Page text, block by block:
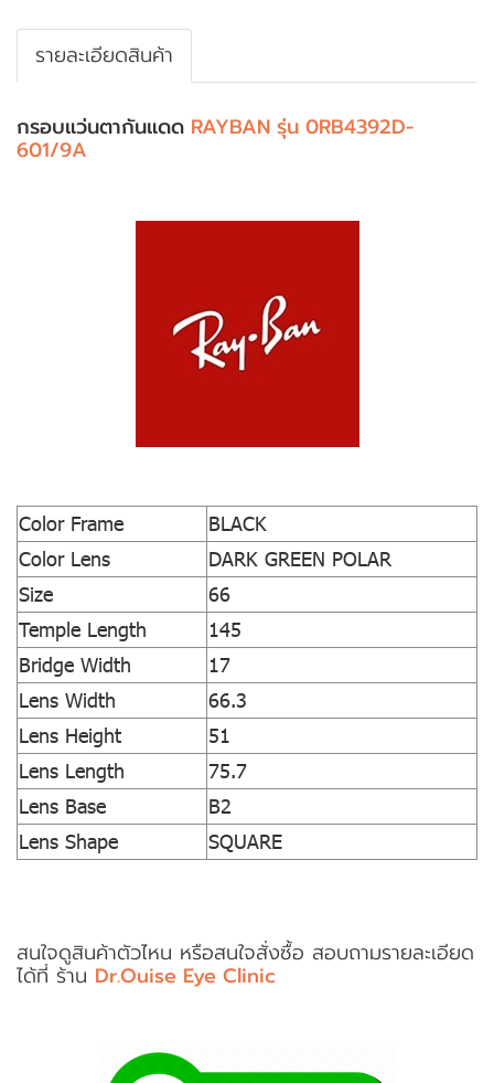
รายละเอียดสินค้า
กรอบแว่นตากันแดด RAYBAN รุ่น 0RB4392D-
601/9A
Color Frame
BLACK
Color Lens
DARK GREEN POLAR
Size
66
Temple Length
145
Bridge Width
17
Lens Width
66.3
Lens Height
51
Lens Length
75.7
Lens Base
B2
Lens Shape
SQUARE
สนใจดูสินค้าตัวไหน หรือสนใจสั่งซื้อ สอบถามรายละเอียด
ได้ที่ ร้าน Dr.Ouise Eye Clinic